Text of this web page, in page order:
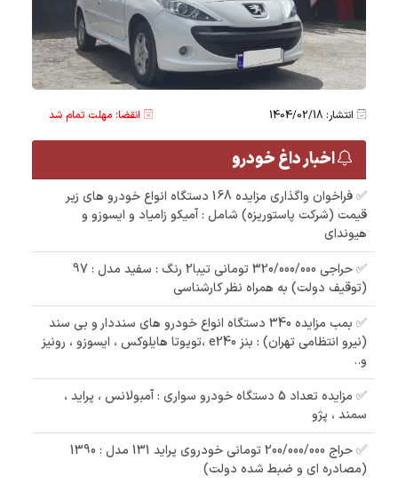
انتشار: 1404/02/18 انقضا: مهلت تمام شد
اخبار داغ خودرو
✅ فراخوان واگذاری مزایده 168 دستگاه انواع خودرو های زیر
قیمت (شرکت پاستوریزه) شامل : آمیکو زامیاد و ایسوزو و
هیوندای
✅ حراجی 320/000/000 تومانی تیبا2 رنگ : سفید مدل : 97
(توقیف دولت) به همراه نظر کارشناسی
✅ بمب مزایده 340 دستگاه انواع خودرو های سنددار و بی سند
(نیرو انتظامی تهران) : بنز e240 ،تویوتا هایلوکس ، ایسوزو ، رونیز
و..
✅ مزایده تعداد 5 دستگاه خودرو سواری : آمبولانس ، پراید ،
سمند ، پژو
✅ حراج 200/000/000 تومانی خودروی پراید 131 مدل : 1390
(مصادره ای و ضبط شده دولت)